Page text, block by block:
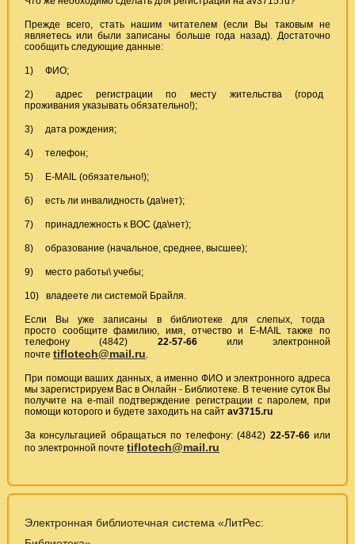
Прежде всего, стать нашим читателем (если Вы таковым не
являетесь или были записаны больше года назад). Достаточно
сообщить следующие данные:
1) ФИО;
2) адрес регистрации по месту жительства (город
проживания указывать обязательно!);
3) дата рождения;
4) телефон;
5) Е-МАIL (обязательно!);
6) есть ли инвалидность (да\нет);
7) принадлежность к ВОС (да\нет);
8) образование (начальное, среднее, высшее);
9) место работы\ учебы;
10) владеете ли системой Брайля.
Если Вы уже записаны в библиотеке для слепых, тогда
просто сообщите фамилию, имя, отчество и E-MAIL также по
телефону (4842) 22-57-66или электронной
почте tiflotech@mail.ru.
При помощи ваших данных, а именно ФИО и электронного адреса
мы зарегистрируем Вас в Онлайн - Библиотеке. В течение суток Вы
получите на е-mail подтверждение регистрации с паролем, при
помощи которого и будете заходить на сайт av3715.ru
За консультацией обращаться по телефону: (4842) 22-57-66или
по электронной почте tiflotech@mail.ru
Электронная библиотечная система «ЛитРес: